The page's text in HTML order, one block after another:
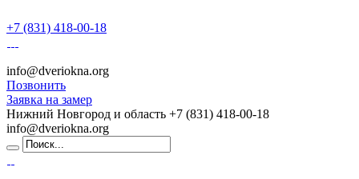
+7 (831) 418-00-18
info@dveriokna.org
Позвонить
Заявка на замер
Нижний Новгород и область +7 (831) 418-00-18
info@dveriokna.org